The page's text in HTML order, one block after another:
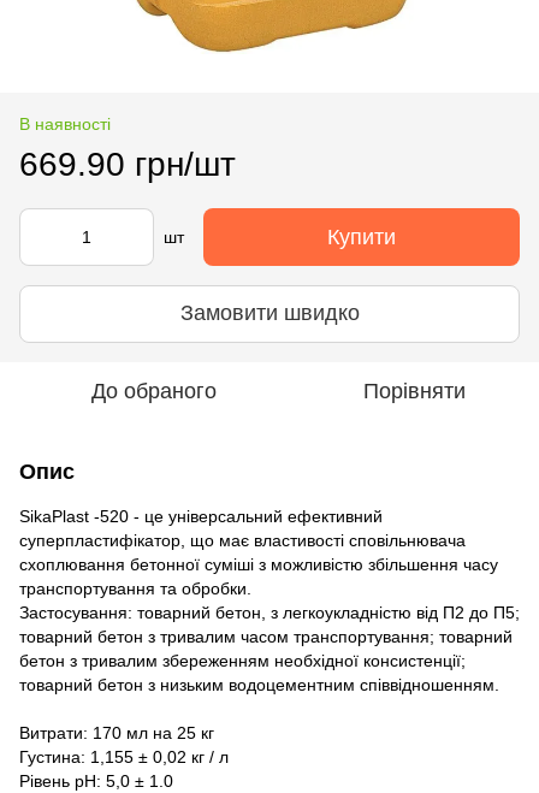
В наявності
669.90 грн/шт
шт Купити
Замовити швидко
До обраного Порівняти
Опис
SikaPlast -520 - це універсальний ефективний
суперпластифікатор, що має властивості сповільнювача
схоплювання бетонної суміші з можливістю збільшення часу
транспортування та обробки.
Застосування: товарний бетон, з легкоукладністю від П2 до П5;
товарний бетон з тривалим часом транспортування; товарний
бетон з тривалим збереженням необхідної консистенції;
товарний бетон з низьким водоцементним співвідношенням.
Витрати: 170 мл на 25 кг
Густина: 1,155 ± 0,02 кг / л
Рівень рН: 5,0 ± 1.0